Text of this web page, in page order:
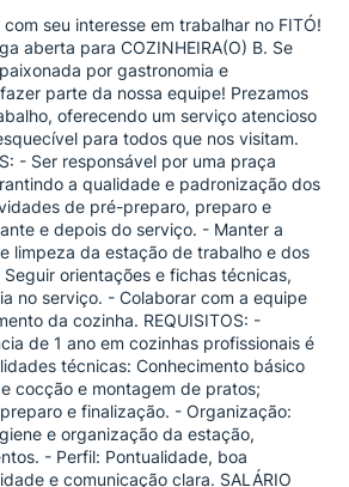
seu interesse em trabalhar no FITÓ!
aberta para COZINHEIRA(O) B. Se
por gastronomia e
parte da nossa equipe! Prezamos
oferecendo um serviço atencioso
para todos que nos visitam.
- Ser responsável por uma praça
a qualidade e padronização dos
de pré-preparo, preparo e
e depois do serviço. - Manter a
limpeza da estação de trabalho e dos
orientações e fichas técnicas,
no serviço. - Colaborar com a equipe
da cozinha. REQUISITOS: -
de 1 ano em cozinhas profissionais é
técnicas: Conhecimento básico
cocção e montagem de pratos;
e finalização. - Organização:
e organização da estação,
- Perfil: Pontualidade, boa
e comunicação clara. SALÁRIO